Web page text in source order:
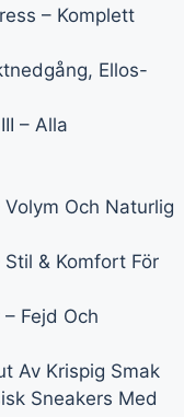
– Komplett
Ellos-
– Alla
Och Naturlig
& Komfort För
Fejd Och
Av Krispig Smak
Sneakers Med